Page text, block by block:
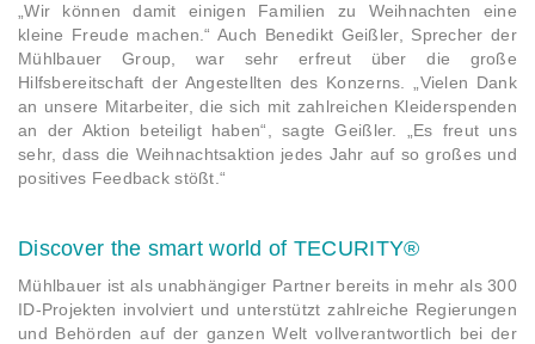
„Wir können damit einigen Familien zu Weihnachten eine
kleine Freude machen.“ Auch Benedikt Geißler, Sprecher der
Mühlbauer Group, war sehr erfreut über die große
Hilfsbereitschaft der Angestellten des Konzerns. „Vielen Dank
an unsere Mitarbeiter, die sich mit zahlreichen Kleiderspenden
an der Aktion beteiligt haben“, sagte Geißler. „Es freut uns
sehr, dass die Weihnachtsaktion jedes Jahr auf so großes und
positives Feedback stößt.“
Discover the smart world of TECURITY®
Mühlbauer ist als unabhängiger Partner bereits in mehr als 300
ID-Projekten involviert und unterstützt zahlreiche Regierungen
und Behörden auf der ganzen Welt vollverantwortlich bei der